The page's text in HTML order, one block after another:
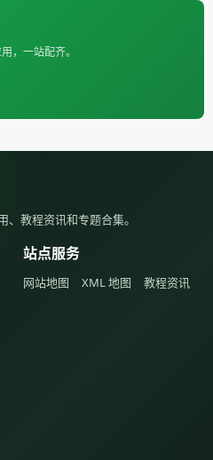
，一站配齐。
教程资讯和专题合集。
站点服务
网站地图 XML 地图 教程资讯